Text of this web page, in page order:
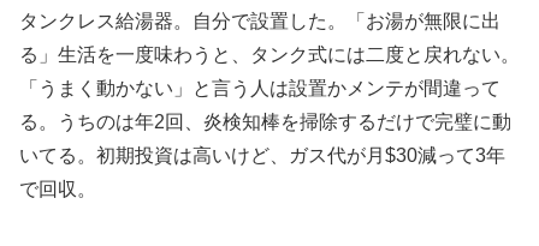
タンクレス給湯器。自分で設置した。「お湯が無限に出
る」生活を一度味わうと、タンク式には二度と戻れない。
「うまく動かない」と言う人は設置かメンテが間違って
る。うちのは年2回、炎検知棒を掃除するだけで完璧に動
いてる。初期投資は高いけど、ガス代が月$30減って3年
で回収。